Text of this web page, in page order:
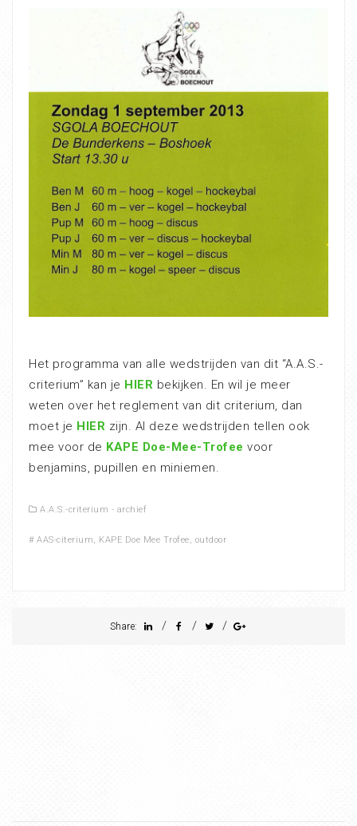
Het programma van alle wedstrijden van dit “A.A.S.-
criterium” kan je HIER bekijken. En wil je meer
weten over het reglement van dit criterium, dan
moet je HIER zijn. Al deze wedstrijden tellen ook
mee voor de KAPE Doe-Mee-Trofee voor
benjamins, pupillen en miniemen.
A.A.S.-criterium - archief
# AAS-citerium, KAPE Doe Mee Trofee, outdoor
Share: / / /